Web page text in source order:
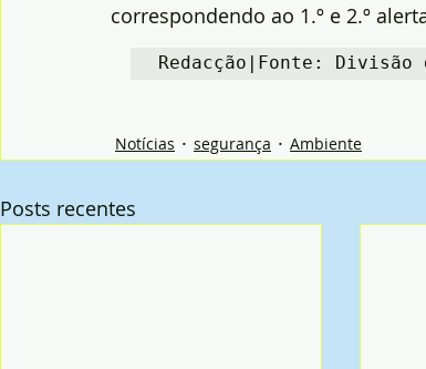
correspondendo ao 1.º e 2.º
Redacção|Fonte: Divisão
Notícias segurança Ambiente
Posts recentes